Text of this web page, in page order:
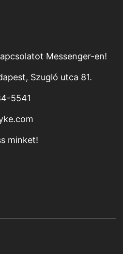
Messenger-en!
Szugló utca 81.
5541
minket!